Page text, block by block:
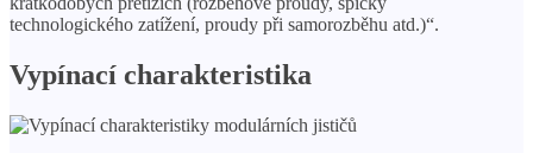
technologického zatížení, proudy při samorozběhu atd.)“.
Vypínací charakteristika